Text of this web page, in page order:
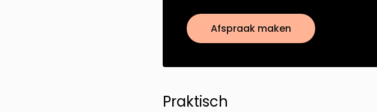
Afspraak maken
Praktisch